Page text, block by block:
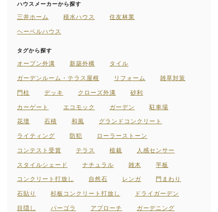
ハウスメーカーから探す
三井ホーム 積水ハウス 住友林業
ヘーベルハウス
タグから探す
オープン外溝 新築外構 タイル
ガーデンルーム・テラス屋根 リフォーム 雑草対策
門柱 デッキ クローズ外溝 砂利
カーゲート エコモック ガーデン 駐車場
花壇 石積 和風 グランドコンクリート
ライティング 防犯 ローラーストーン
コンテスト受賞 テラス 植栽 人感センサー
スタイルシェード ナチュラル 雑木 平板
コンクリート打放し 自然石 レンガ 門まわり
石貼り 杉板コンクリート打放し ドライガーデン
目隠し パーゴラ アプローチ ガーデニング